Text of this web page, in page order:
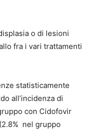
o di lesioni
fra i vari trattamenti
statisticamente
all’incidenza di
con Cidofovir
nel gruppo